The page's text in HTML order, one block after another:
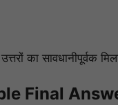
का सावधानीपूर्वक
Final